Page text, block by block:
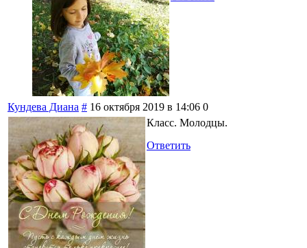
Кундева Диана # 16 октября 2019 в 14:06 0
Класс. Молодцы.
Ответить